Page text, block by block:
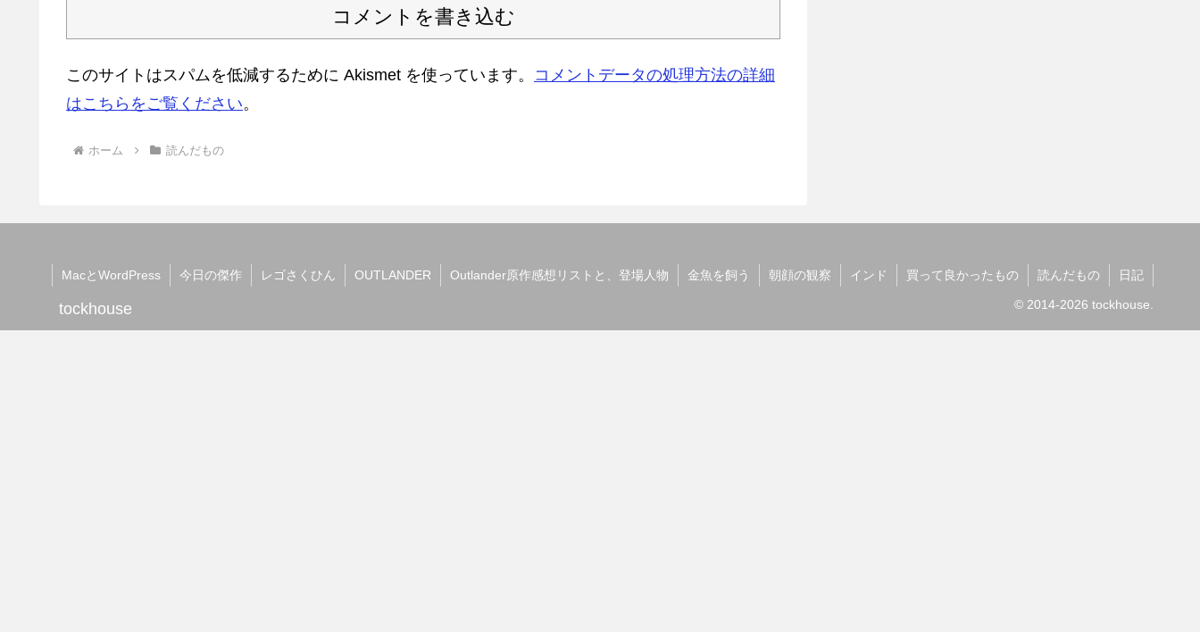
コメントを書き込む
このサイトはスパムを低減するために Akismet を使っています。 コメントデータの処理方法の詳細
はこちらをご覧ください。
ホーム 読んだもの
tockhouse
MacとWordPress 今日の傑作 レゴさくひん OUTLANDER Outlander原作感想リストと、登場人物 金魚を飼う 朝顔の観察 インド 買って良かったもの 読んだもの 日記
© 2014-2026 tockhouse.